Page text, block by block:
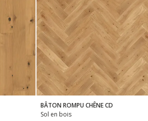
BÂTON ROMPU CHÊNE CD
Sol en bois